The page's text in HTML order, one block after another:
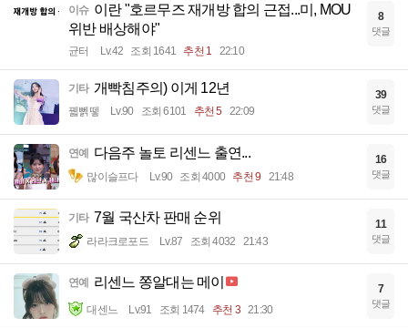
이슈 이란 "호르무즈 재개방 합의 근접...미, MOU
위반 배상해야"
균터 Lv.42 조회 1641 추천 1 22:10
8
댓글
기타 개빡침주의) 이게 12년
꿻뻵뗗 Lv.90 조회 6101 추천 5 22:09
39
댓글
연예 다음주 놀토 리센느 출연...
많이슬프다 Lv.90 조회 4000 추천 9 21:48
16
댓글
기타 7월 국산차 판매 순위
라라크로포드 Lv.87 조회 4032 21:43
11
댓글
연예 리센느 쫑알대는 메이
대센느 Lv.91 조회 1474 추천 3 21:30
7
댓글